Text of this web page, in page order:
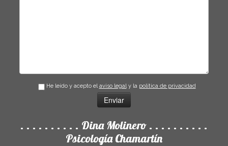
He leído y acepto elaviso legaly la política de privacidad
. . . . . . . . . . Dina Molinero . . . . . . . . . .
Psicología Chamartín